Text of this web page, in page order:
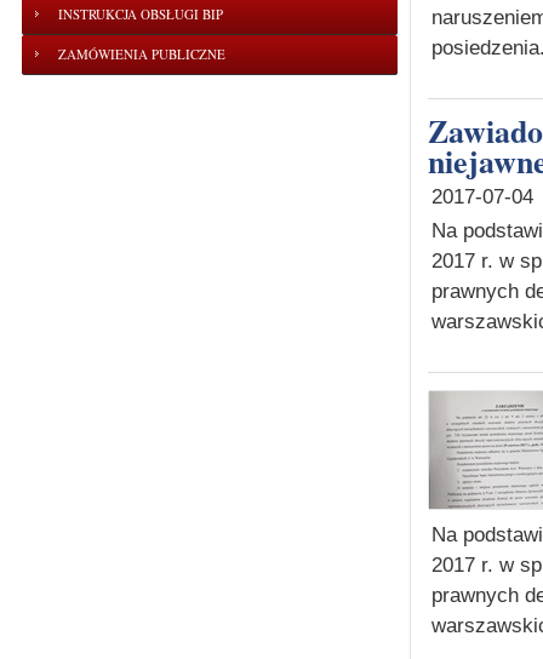
INSTRUKCJA OBSŁUGI BIP
ZAMÓWIENIA PUBLICZNE
Zawiadomienie o wyznaczeniu terminu posiedzenia
2017-07-04
Na
2017 r. w
prawnych
Na
2017 r. w
prawnych